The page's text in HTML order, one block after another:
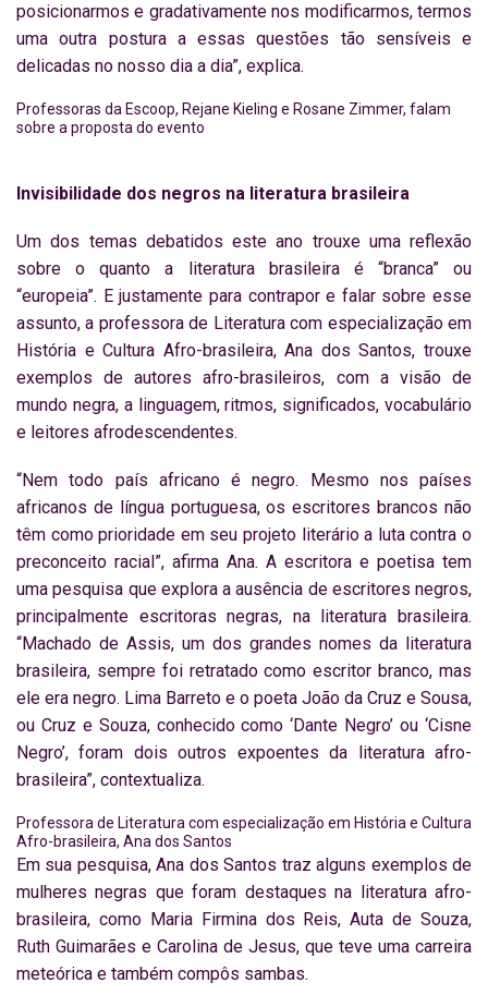
posicionarmos e gradativamente nos modificarmos, termos
uma outra postura a essas questões tão sensíveis e
delicadas no nosso dia a dia”, explica.
Professoras da Escoop, Rejane Kieling e Rosane Zimmer, falam
sobre a proposta do evento
Invisibilidade dos negros na literatura brasileira
Um dos temas debatidos este ano trouxe uma reflexão
sobre o quanto a literatura brasileira é “branca” ou
“europeia”. E justamente para contrapor e falar sobre esse
assunto, a professora de Literatura com especialização em
História e Cultura Afro-brasileira, Ana dos Santos, trouxe
exemplos de autores afro-brasileiros, com a visão de
mundo negra, a linguagem, ritmos, significados, vocabulário
e leitores afrodescendentes.
“Nem todo país africano é negro. Mesmo nos países
africanos de língua portuguesa, os escritores brancos não
têm como prioridade em seu projeto literário a luta contra o
preconceito racial”, afirma Ana. A escritora e poetisa tem
uma pesquisa que explora a ausência de escritores negros,
principalmente escritoras negras, na literatura brasileira.
“Machado de Assis, um dos grandes nomes da literatura
brasileira, sempre foi retratado como escritor branco, mas
ele era negro. Lima Barreto e o poeta João da Cruz e Sousa,
ou Cruz e Souza, conhecido como ‘Dante Negro’ ou ‘Cisne
Negro’, foram dois outros expoentes da literatura afro-
brasileira”, contextualiza.
Professora de Literatura com especialização em História e Cultura
Afro-brasileira, Ana dos Santos
Em sua pesquisa, Ana dos Santos traz alguns exemplos de
mulheres negras que foram destaques na literatura afro-
brasileira, como Maria Firmina dos Reis, Auta de Souza,
Ruth Guimarães e Carolina de Jesus, que teve uma carreira
meteórica e também compôs sambas.